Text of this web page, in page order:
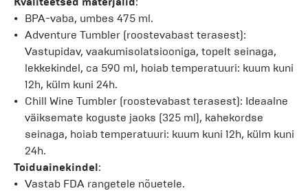
BPA-vaba, umbes 475 ml.
Adventure Tumbler (roostevabast terasest):
Vastupidav, vaakumisolatsiooniga, topelt seinaga,
lekkekindel, ca 590 ml, hoiab temperatuuri: kuum kuni
12h, külm kuni 24h.
Chill Wine Tumbler (roostevabast terasest): Ideaalne
väiksemate koguste jaoks (325 ml), kahekordse
seinaga, hoiab temperatuuri: kuum kuni 12h, külm kuni
24h.
Toiduainekindel:
Vastab FDA rangetele nõuetele.